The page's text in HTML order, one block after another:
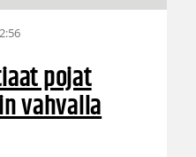
pojat
vahvalla